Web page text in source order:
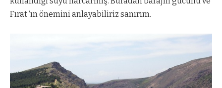
Fırat ‘ın önemini anlayabiliriz sanırım.